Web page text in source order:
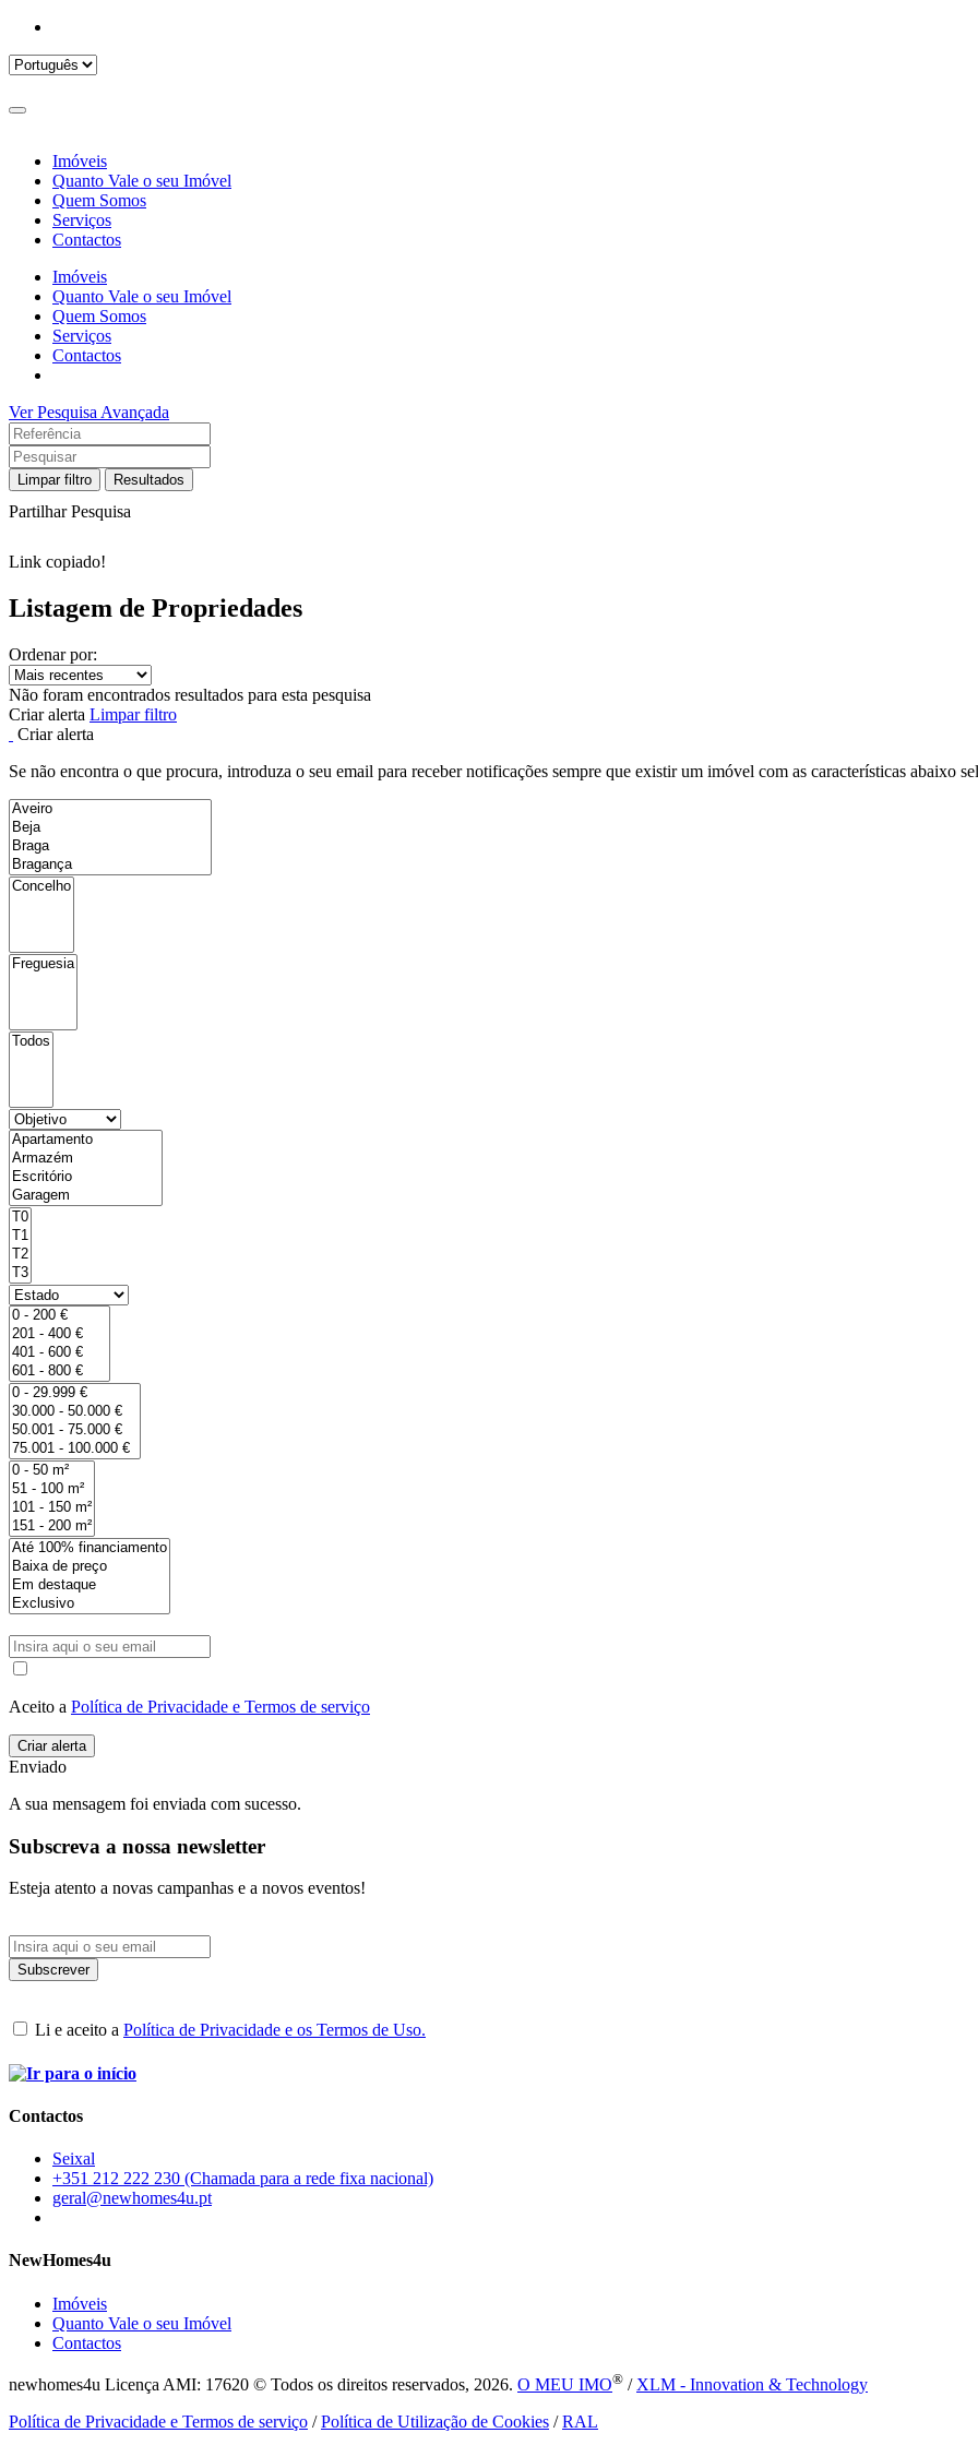
Imóveis
Quanto Vale o seu Imóvel
Quem Somos
Serviços
Contactos
Imóveis
Quanto Vale o seu Imóvel
Quem Somos
Serviços
Contactos
Ver Pesquisa Avançada
Limpar filtro Resultados
Partilhar Pesquisa
Link copiado!
Listagem de Propriedades
Ordenar por:
Não foram encontrados resultados para esta pesquisa
Criar alerta Limpar filtro
Criar alerta
Se não encontra o que procura, introduza o seu email para receber notificações sempre que existir um imóvel com as características abaixo
Aceito a Política de Privacidade e Termos de serviço
Enviado
A sua mensagem foi enviada com sucesso.
Subscreva a nossa newsletter
Esteja atento a novas campanhas e a novos eventos!
Li e aceito a Política de Privacidade e os Termos de Uso.
Contactos
Seixal
+351 212 222 230 (Chamada para a rede fixa nacional)
geral@newhomes4u.pt
NewHomes4u
Imóveis
Quanto Vale o seu Imóvel
Contactos
newhomes4u Licença AMI: 17620 © Todos os direitos reservados, 2026. O MEU IMO® / XLM - Innovation & Technology
Política de Privacidade e Termos de serviço /Política de Utilização de Cookies /RAL